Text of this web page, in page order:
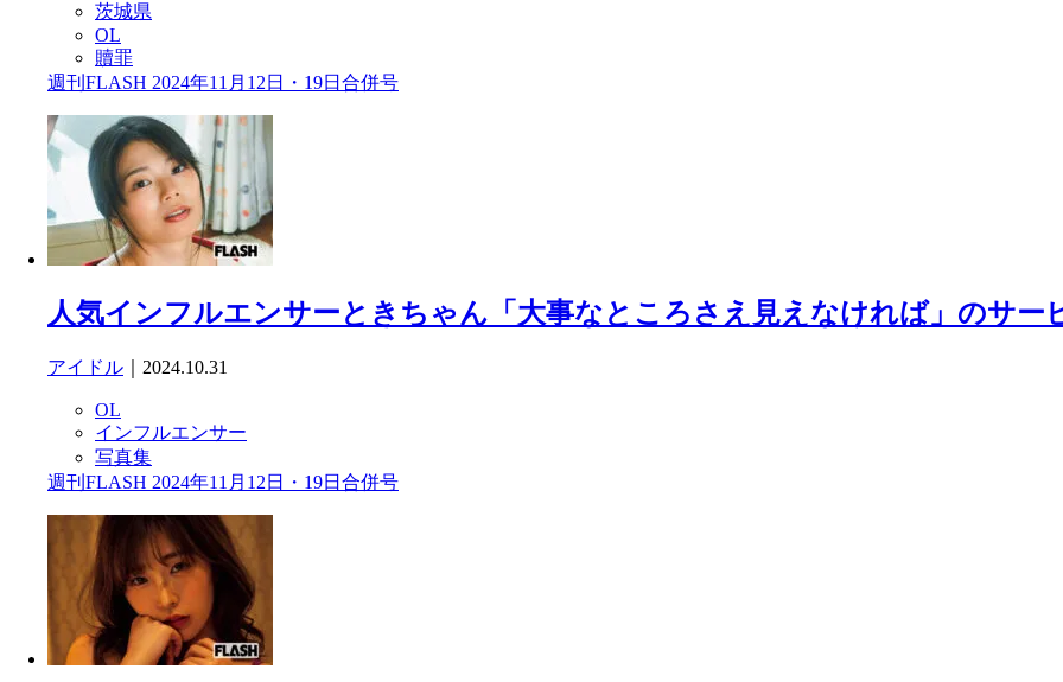
茨城県
OL
贖罪
週刊FLASH 2024年11月12日・19日合併号
人気インフルエンサーときちゃん「大事なところさえ見えなければ」のサー
アイドル ｜2024.10.31
OL
インフルエンサー
写真集
週刊FLASH 2024年11月12日・19日合併号